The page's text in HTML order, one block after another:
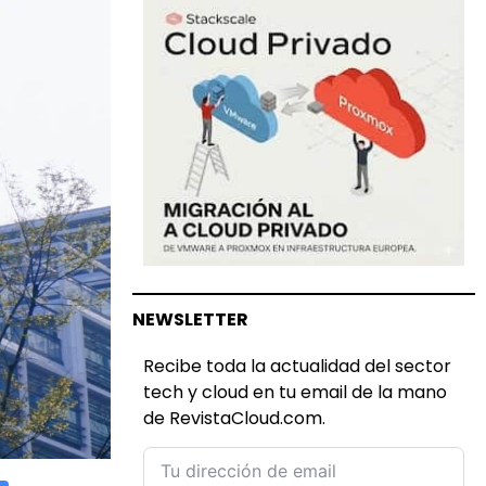
NEWSLETTER
Recibe toda la actualidad del sector
tech y cloud en tu email de la mano
de RevistaCloud.com.